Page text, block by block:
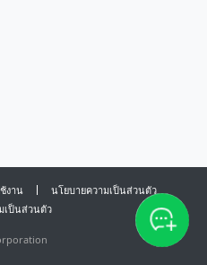
งาน
นโยบายความเป็นส่วนตัว
เป็นส่วนตัว